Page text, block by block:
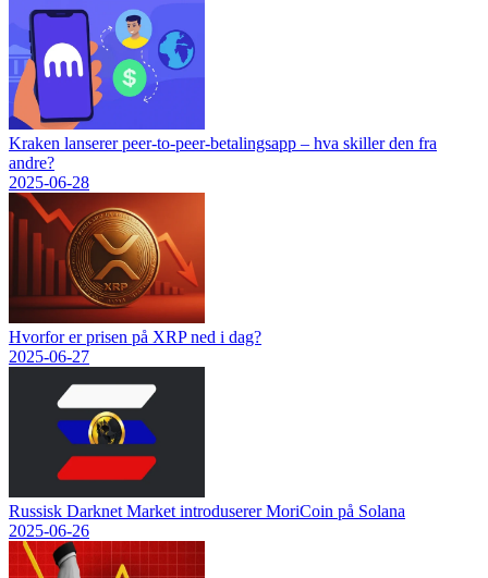
Kraken lanserer peer-to-peer-betalingsapp – hva skiller den fra
andre?
2025-06-28
Hvorfor er prisen på XRP ned i dag?
2025-06-27
Russisk Darknet Market introduserer MoriCoin på Solana
2025-06-26